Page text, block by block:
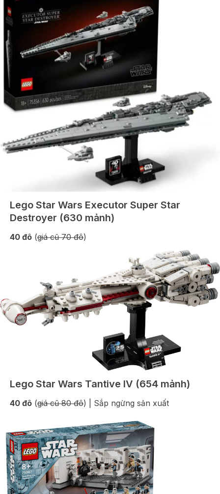
Lego Star Wars Executor Super Star
Destroyer (630 mảnh)
40 đô (giá cũ 70 đô)
Lego Star Wars Tantive IV (654 mảnh)
40 đô (giá cũ 80 đô) | Sắp ngừng sản xuất